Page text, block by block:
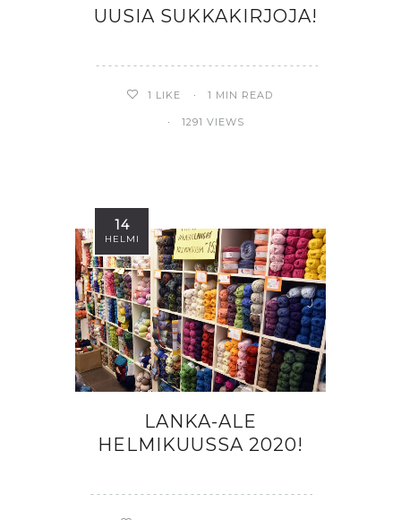
UUSIA SUKKAKIRJOJA!
1 LIKE 1 MIN READ
1291 VIEWS
14
HELMI
LANKA-ALE
HELMIKUUSSA 2020!